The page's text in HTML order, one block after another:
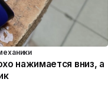
нажимается вниз, а